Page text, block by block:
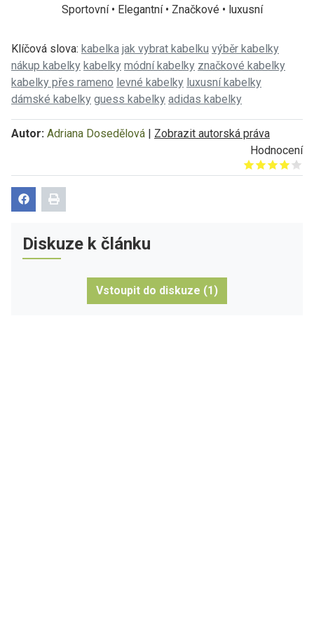
Sportovní • Elegantní • Značkové • luxusní
Klíčová slova: kabelka jak vybrat kabelku výběr kabelky
nákup kabelky kabelky módní kabelky značkové kabelky
kabelky přes rameno levné kabelky luxusní kabelky
dámské kabelky guess kabelky adidas kabelky
Autor: Adriana Dosedělová | Zobrazit autorská práva
Hodnocení
Give it 1/5
Give it 2/5
Give it 3/5
Give it 4/5
Give it 5/5
Diskuze k článku
Vstoupit do diskuze (1)